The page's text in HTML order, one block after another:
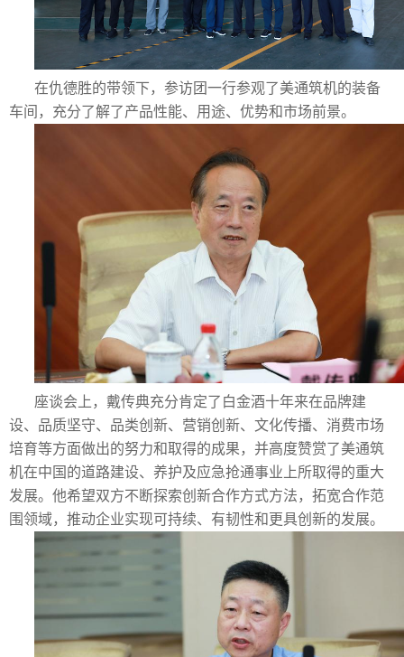
在仇德胜的带领下，参访团一行参观了美通筑机的装备
车间，充分了解了产品性能、用途、优势和市场前景。
座谈会上，戴传典充分肯定了白金酒十年来在品牌建
设、品质坚守、品类创新、营销创新、文化传播、消费市场
培育等方面做出的努力和取得的成果，并高度赞赏了美通筑
机在中国的道路建设、养护及应急抢通事业上所取得的重大
发展。他希望双方不断探索创新合作方式方法，拓宽合作范
围领域，推动企业实现可持续、有韧性和更具创新的发展。